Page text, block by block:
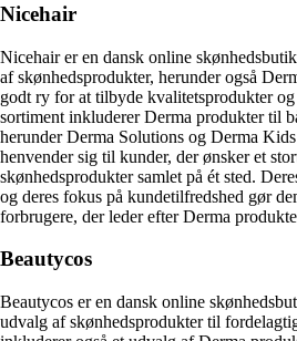
Nicehair
Nicehair er en dansk online
af skønhedsprodukter, herunder også
godt ry for at tilbyde kvalitetsprodukter
sortiment inkluderer Derma produkter til
herunder Derma Solutions og Derma
henvender sig til kunder, der ønsker et
skønhedsprodukter samlet på ét sted.
og deres fokus på kundetilfredshed gør
forbrugere, der leder efter Derma
Beautycos
Beautycos er en dansk online
udvalg af skønhedsprodukter til